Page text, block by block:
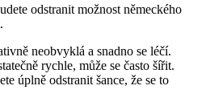
odstranit možnost německého
neobvyklá a snadno se léčí.
rychle, může se často šířit.
úplně odstranit šance, že se to